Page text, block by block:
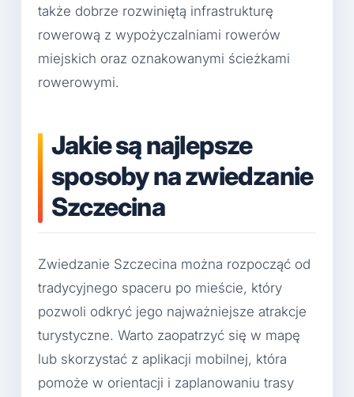
także dobrze rozwiniętą infrastrukturę
rowerową z wypożyczalniami rowerów
miejskich oraz oznakowanymi ścieżkami
rowerowymi.
Jakie są najlepsze
sposoby na zwiedzanie
Szczecina
Zwiedzanie Szczecina można rozpocząć od
tradycyjnego spaceru po mieście, który
pozwoli odkryć jego najważniejsze atrakcje
turystyczne. Warto zaopatrzyć się w mapę
lub skorzystać z aplikacji mobilnej, która
pomoże w orientacji i zaplanowaniu trasy